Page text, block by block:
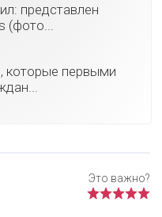
представлен
которые первыми